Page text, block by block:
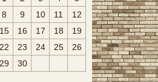
8 9 10 11
12
15 16 17 18
19
22 23 24 25
26
29 30